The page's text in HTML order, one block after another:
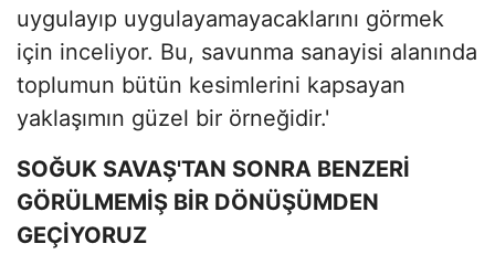
uygulayıp uygulayamayacaklarını görmek
için inceliyor. Bu, savunma sanayisi alanında
toplumun bütün kesimlerini kapsayan
yaklaşımın güzel bir örneğidir.'
SOĞUK SAVAŞ'TAN SONRA BENZERİ
GÖRÜLMEMİŞ BİR DÖNÜŞÜMDEN
GEÇİYORUZ